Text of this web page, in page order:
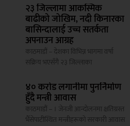
२३ जिल्लामा आकस्मिक
बाढीको जोखिम, नदी किनारका
बासिन्दालाई उच्च सतर्कता
अपनाउन आग्रह
काठमाडौं – देशका विभिन्न भागमा वर्षा
सक्रिय भएसँगै २३ जिल्लाका
४० करोड लगानीमा पुनर्निर्माण
हुँदै मन्त्री आवास
काठमाडौं – । जेनजी आन्दोलनमा क्षतिग्रस्त
भैँसेपाटीस्थित मन्त्रीहरूको सरकारी आवास